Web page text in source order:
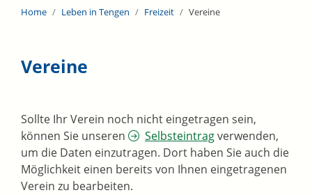
Home Leben in Tengen Freizeit Vereine
Vereine
Sollte Ihr Verein noch nicht eingetragen sein,
können Sie unseren
Selbsteintragverwenden,
um die Daten einzutragen. Dort haben Sie auch die
Möglichkeit einen bereits von Ihnen eingetragenen
Verein zu bearbeiten.